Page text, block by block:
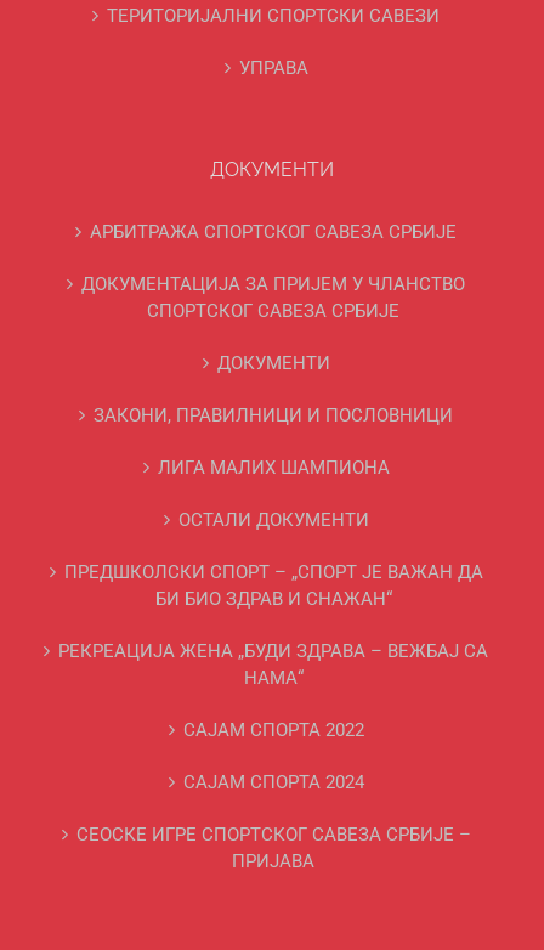
ТЕРИТОРИЈАЛНИ СПОРТСКИ САВЕЗИ
УПРАВА
ДОКУМЕНТИ
АРБИТРАЖА СПОРТСКОГ САВЕЗА СРБИЈЕ
ДОКУМЕНТАЦИЈА ЗА ПРИЈЕМ У ЧЛАНСТВО
СПОРТСКОГ САВЕЗА СРБИЈЕ
ДОКУМЕНТИ
ЗАКОНИ, ПРАВИЛНИЦИ И ПОСЛОВНИЦИ
ЛИГА МАЛИХ ШАМПИОНА
ОСТАЛИ ДОКУМЕНТИ
ПРЕДШКОЛСКИ СПОРТ – „СПОРТ ЈЕ ВАЖАН ДА
БИ БИО ЗДРАВ И СНАЖАН“
РЕКРЕАЦИЈА ЖЕНА „БУДИ ЗДРАВА – ВЕЖБАЈ СА
НАМА“
САЈАМ СПОРТА 2022
САЈАМ СПОРТА 2024
СЕОСКЕ ИГРЕ СПОРТСКОГ САВЕЗА СРБИЈЕ –
ПРИЈАВА